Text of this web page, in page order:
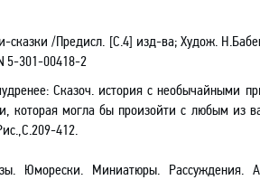
сказки /Предисл. [С.4] изд-ва; Худож.
5-301-00418-2
Сказоч. история с необычайными
которая могла бы произойти с любым из
412.
Юморески. Миниатюры. Рассуждения.